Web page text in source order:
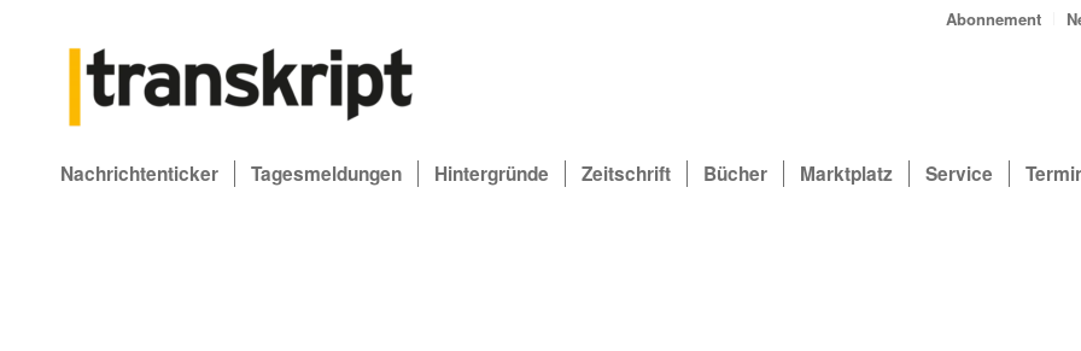
Abonnement
Nachrichtenticker Tagesmeldungen Hintergründe Zeitschrift Bücher Marktplatz Service